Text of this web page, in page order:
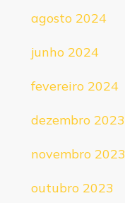
agosto 2024
junho 2024
fevereiro 2024
dezembro 2023
novembro 2023
outubro 2023